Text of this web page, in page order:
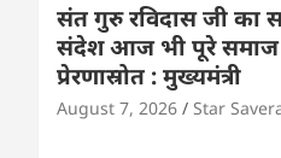
संत गुरु रविदास जी का
संदेश आज भी पूरे
प्रेरणास्रोत : मुख्यमंत्री
August 7, 2026 Star